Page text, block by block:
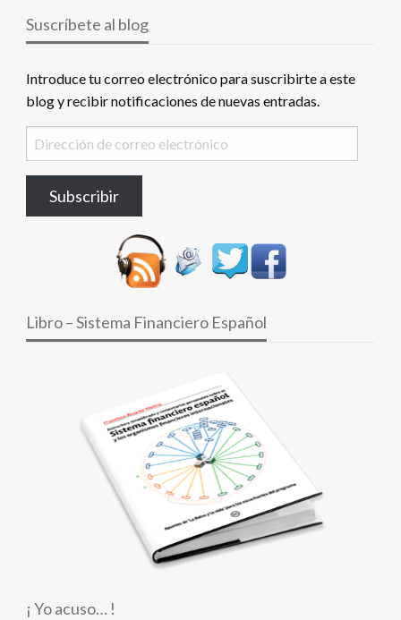
Suscríbete al blog
Introduce tu correo electrónico para suscribirte a este
blog y recibir notificaciones de nuevas entradas.
Dirección
de
electrónico
Subscribir
Libro – Sistema Financiero Español
¡ Yo acuso… !